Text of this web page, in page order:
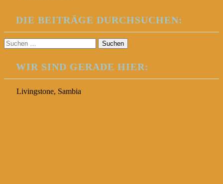
DIE BEITRÄGE DURCHSUCHEN:
Suchen
nach:
WIR SIND GERADE HIER:
Livingstone, Sambia